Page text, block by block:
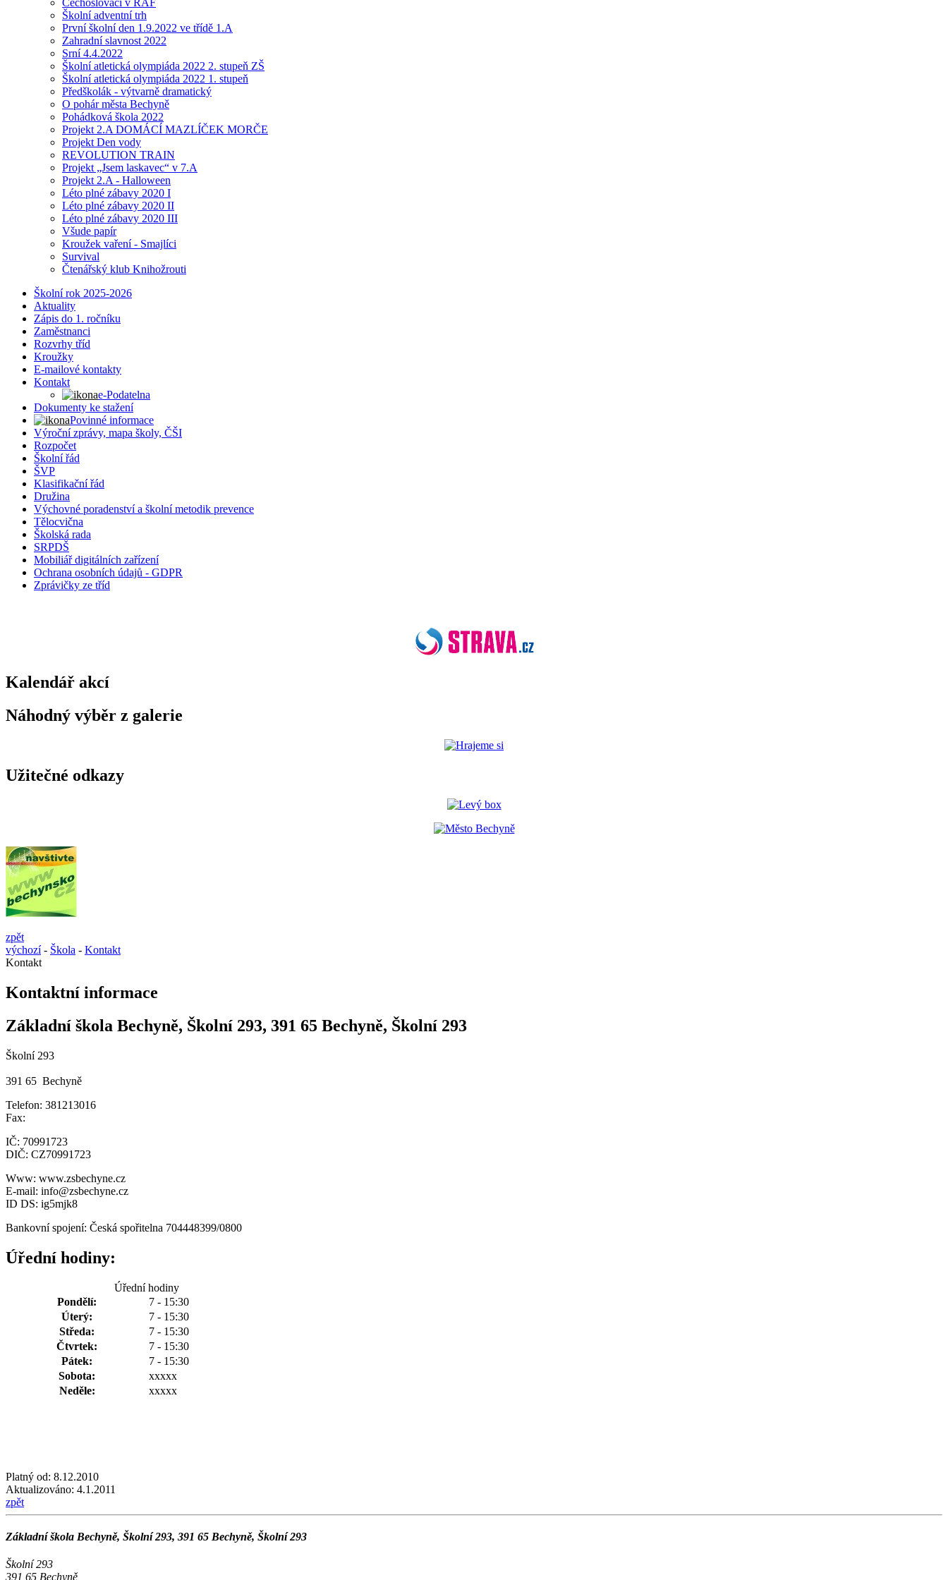
Školní adventní trh
První školní den 1.9.2022 ve třídě 1.A
Zahradní slavnost 2022
Srní 4.4.2022
Školní atletická olympiáda 2022 2. stupeň ZŠ
Školní atletická olympiáda 2022 1. stupeň
Předškolák - výtvarně dramatický
O pohár města Bechyně
Pohádková škola 2022
Projekt 2.A DOMÁCÍ MAZLÍČEK MORČE
Projekt Den vody
REVOLUTION TRAIN
Projekt „Jsem laskavec“ v 7.A
Projekt 2.A - Halloween
Léto plné zábavy 2020 I
Léto plné zábavy 2020 II
Léto plné zábavy 2020 III
Všude papír
Kroužek vaření - Smajlíci
Survival
Čtenářský klub Knihožrouti
Školní rok 2025-2026
Aktuality
Zápis do 1. ročníku
Zaměstnanci
Rozvrhy tříd
Kroužky
E-mailové kontakty
Kontakt
e-Podatelna
Dokumenty ke stažení
Povinné informace
Výroční zprávy, mapa školy, ČŠI
Rozpočet
Školní řád
ŠVP
Klasifikační řád
Družina
Výchovné poradenství a školní metodik prevence
Tělocvična
Školská rada
SRPDŠ
Mobiliář digitálních zařízení
Ochrana osobních údajů - GDPR
Zprávičky ze tříd
Kalendář akcí
Náhodný výběr z galerie
Užitečné odkazy
zpět
výchozí- Škola - Kontakt
Kontakt
Kontaktní informace
Základní škola Bechyně, Školní 293, 391 65 Bechyně, Školní 293
Školní 293
391 65 Bechyně
Telefon: 381213016
Fax:
IČ: 70991723
DIČ: CZ70991723
Www: www.zsbechyne.cz
E-mail: info@zsbechyne.cz
ID DS: ig5mjk8
Bankovní spojení: Česká spořitelna 704448399/0800
Úřední hodiny:
Úřední hodiny
Pondělí:
7 - 15:30
Úterý:
7 - 15:30
Středa:
7 - 15:30
Čtvrtek:
7 - 15:30
Pátek:
7 - 15:30
Sobota:
xxxxx
Neděle:
xxxxx
Platný od: 8.12.2010
Aktualizováno: 4.1.2011
zpět
Základní škola Bechyně, Školní 293, 391 65 Bechyně, Školní 293
Školní 293
391 65 Bechyně